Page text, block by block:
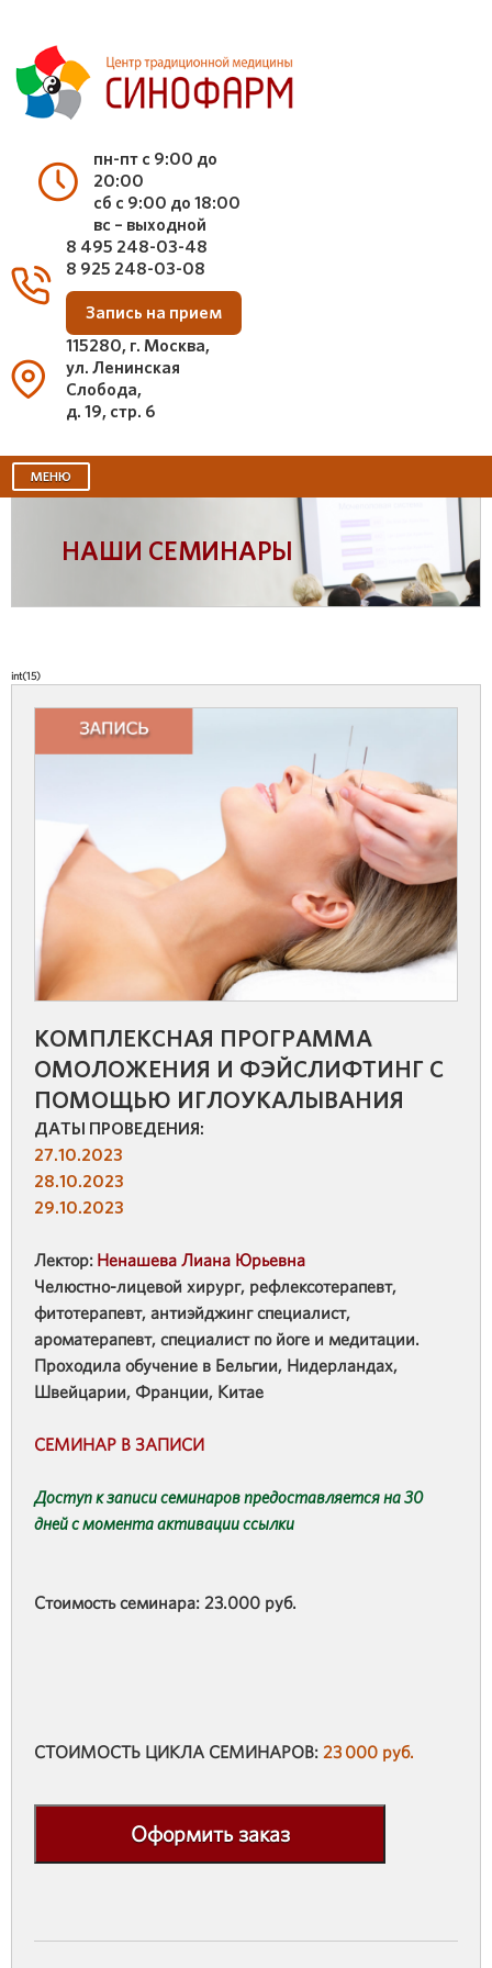
пн-пт с 9:00 до
20:00
сб с 9:00 до 18:00
вс – выходной
8 495 248-03-48
8 925 248-03-08
Запись на прием
115280, г. Москва,
ул. Ленинская
Слобода,
д. 19, стр. 6
МЕНЮ
НАШИ СЕМИНАРЫ
int(15)
КОМПЛЕКСНАЯ ПРОГРАММА
ОМОЛОЖЕНИЯ И ФЭЙСЛИФТИНГ С
ПОМОЩЬЮ ИГЛОУКАЛЫВАНИЯ
ДАТЫ ПРОВЕДЕНИЯ:
27.10.2023
28.10.2023
29.10.2023
Лектор: Ненашева Лиана Юрьевна
Челюстно-лицевой хирург, рефлексотерапевт,
фитотерапевт, антиэйджинг специалист,
ароматерапевт, специалист по йоге и медитации.
Проходила обучение в Бельгии, Нидерландах,
Швейцарии, Франции, Китае
СЕМИНАР В ЗАПИСИ
Доступ к записи семинаров предоставляется на 30
дней с момента активации ссылки
Стоимость семинара: 23.000 руб.
СТОИМОСТЬ ЦИКЛА СЕМИНАРОВ: 23 000 руб.
Оформить заказ